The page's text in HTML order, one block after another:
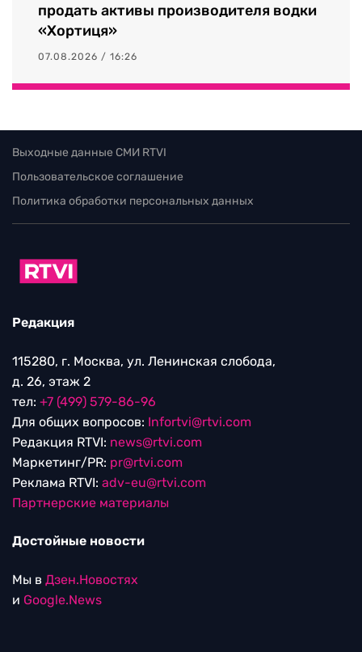
продать активы производителя водки
«Хортиця»
07.08.2026 / 16:26
Выходные данные СМИ RTVI
Пользовательское соглашение
Политика обработки персональных данных
Редакция
115280, г. Москва, ул. Ленинская слобода,
д. 26, этаж 2
тел: +7 (499) 579-86-96
Для общих вопросов: Infortvi@rtvi.com
Редакция RTVI: news@rtvi.com
Маркетинг/PR: pr@rtvi.com
Реклама RTVI: adv-eu@rtvi.com
Партнерские материалы
Достойные новости
Мы в Дзен.Новостях
и Google.News